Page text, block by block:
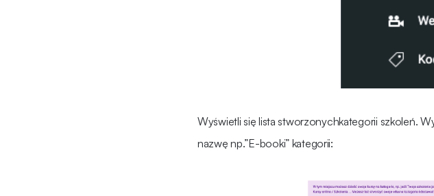
Wyświetli się lista stworzonychkategorii szkoleń.
nazwę np.”E-booki” kategorii: